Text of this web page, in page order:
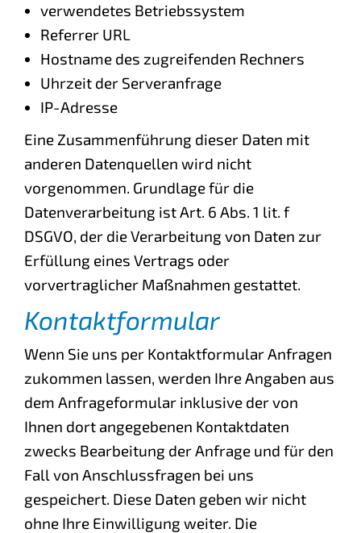
verwendetes Betriebssystem
Referrer URL
Hostname des zugreifenden Rechners
Uhrzeit der Serveranfrage
IP-Adresse
Eine Zusammenführung dieser Daten mit
anderen Datenquellen wird nicht
vorgenommen. Grundlage für die
Datenverarbeitung ist Art. 6 Abs. 1 lit. f
DSGVO, der die Verarbeitung von Daten zur
Erfüllung eines Vertrags oder
vorvertraglicher Maßnahmen gestattet.
Kontaktformular
Wenn Sie uns per Kontaktformular Anfragen
zukommen lassen, werden Ihre Angaben aus
dem Anfrageformular inklusive der von
Ihnen dort angegebenen Kontaktdaten
zwecks Bearbeitung der Anfrage und für den
Fall von Anschlussfragen bei uns
gespeichert. Diese Daten geben wir nicht
ohne Ihre Einwilligung weiter. Die